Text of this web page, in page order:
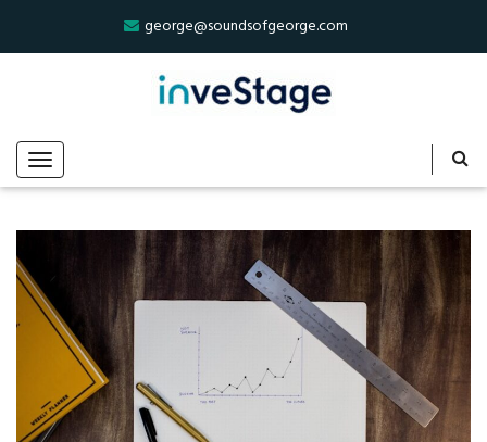
george@soundsofgeorge.com